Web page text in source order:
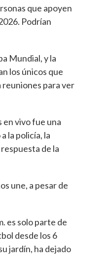
que apoyen
Podrían
Mundial, y la
los únicos que
reuniones para ver
vivo fue una
la policía, la
de la
une, a pesar de
es solo parte de
desde los 6
jardín, ha dejado